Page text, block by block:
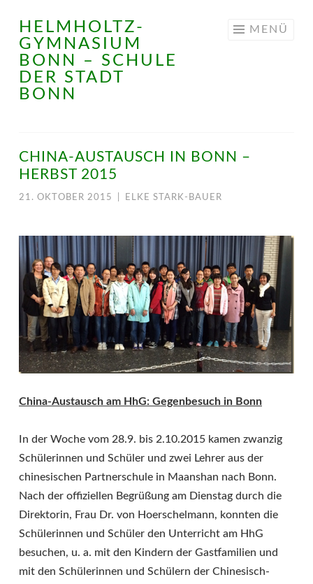
Springe
zum
Inhalt
HELMHOLTZ-
GYMNASIUM
BONN – SCHULE
DER STADT
BONN
MENÜ
CHINA-AUSTAUSCH IN BONN –
HERBST 2015
21. OKTOBER 2015 ELKE STARK-BAUER
China-Austausch am HhG: Gegenbesuch in Bonn
In der Woche vom 28.9. bis 2.10.2015 kamen zwanzig
Schülerinnen und Schüler und zwei Lehrer aus der
chinesischen Partnerschule in Maanshan nach Bonn.
Nach der offiziellen Begrüßung am Dienstag durch die
Direktorin, Frau Dr. von Hoerschelmann, konnten die
Schülerinnen und Schüler den Unterricht am HhG
besuchen, u. a. mit den Kindern der Gastfamilien und
mit den Schülerinnen und Schülern der Chinesisch-